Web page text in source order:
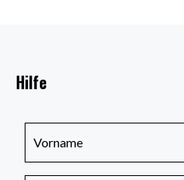
Hilfe